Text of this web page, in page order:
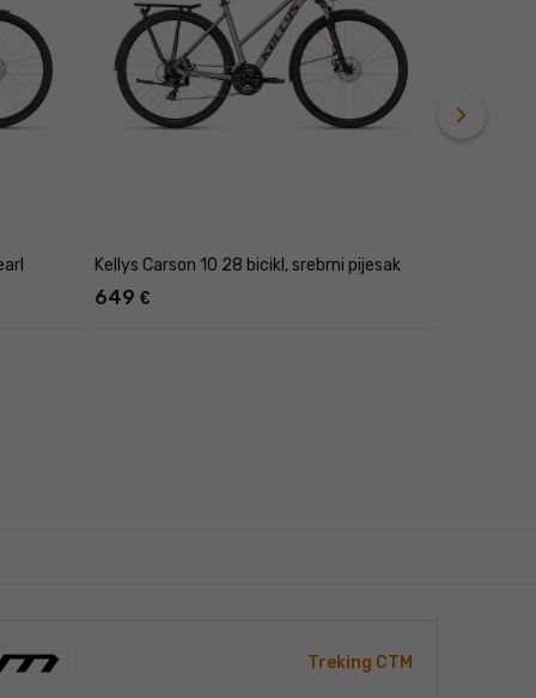
Kellys Carson 10 28 bicikl, srebrni pijesak
649 €
navigate_next
Treking CTM